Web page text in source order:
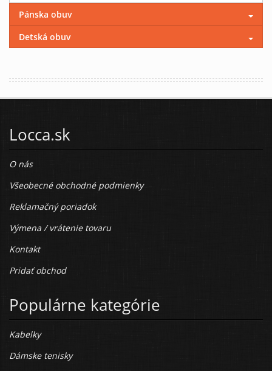
Pánska obuv
Detská obuv
Locca.sk
O nás
Všeobecné obchodné podmienky
Reklamačný poriadok
Výmena / vrátenie tovaru
Kontakt
Pridať obchod
Populárne kategórie
Kabelky
Dámske tenisky